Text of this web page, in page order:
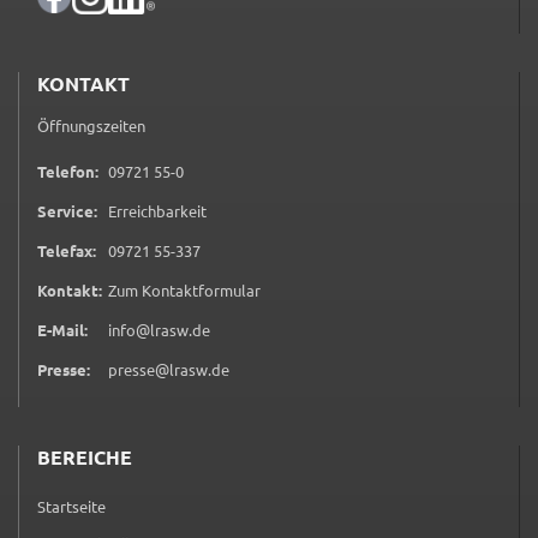
KONTAKT
Öffnungszeiten
Telefon: 09721 55-00 9 7 2 1 5 5 0
Service: Erreichbarkeit
Telefax: 09721 55-3370 9 7 2 1 5 5 3 3 7
Kontakt: Zum Kontaktformular(öffnet in neuem Tab)
E-Mail:
info@lrasw.de
Presse:
presse@lrasw.de
BEREICHE
Startseite
Zweck:
Cookie Laufzeit:
Frontend Benutzer
fe_typo_user
Anbieter:
Landratsamt Schweinfurt
Zweck:
Session